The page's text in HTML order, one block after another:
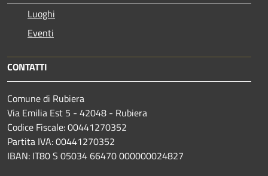
Luoghi
Eventi
CONTATTI
Comune di Rubiera
Via Emilia Est 5 - 42048 - Rubiera
Codice Fiscale: 00441270352
Partita IVA: 00441270352
IBAN: IT80 S 05034 66470 000000024827